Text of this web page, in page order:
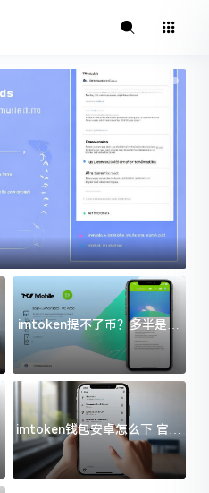
imtoken提不了币？多半是这
几件事没处理好
imtoken钱包安卓怎么下 官方
渠道避坑指南